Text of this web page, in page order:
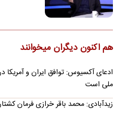
هم اکنون دیگران میخوانند
ادعای آکسیوس: توافق ایران و آمریکا
ملی است
زیدآبادی: محمد باقر خرازی فرمان